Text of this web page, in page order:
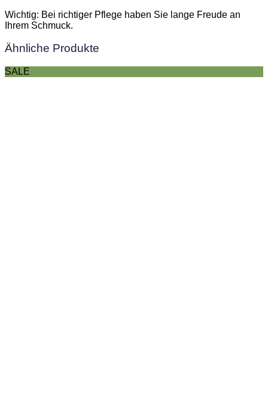
Wichtig: Bei richtiger Pflege haben Sie lange Freude an
Ihrem Schmuck.
Ähnliche Produkte
SALE